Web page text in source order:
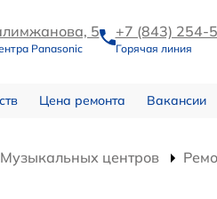
5
Panasonic
+7 (843) 254-
Горячая линия
Цена ремонта Вакансии
центров